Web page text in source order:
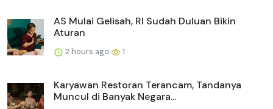
AS Mulai Gelisah, RI Sudah Duluan Bikin
Aturan
2 hours ago 1
Karyawan Restoran Terancam, Tandanya
Muncul di Banyak Negara...